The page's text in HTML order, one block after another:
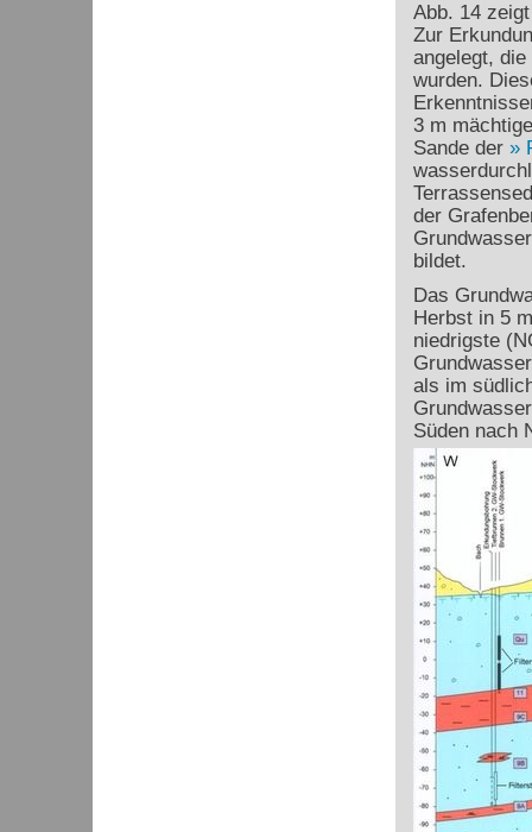
Abb. 14
Zur
angelegt,
wurden.
3 m
Sande der
der
bildet.
Das
Herbst in 5
niedrigste
als im
Süden nach